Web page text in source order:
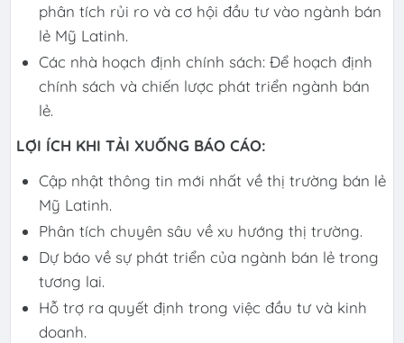
phân tích rủi ro và cơ hội đầu tư vào ngành bán
lẻ Mỹ Latinh.
Các nhà hoạch định chính sách: Để hoạch định
chính sách và chiến lược phát triển ngành bán
lẻ.
LỢI ÍCH KHI TẢI XUỐNG BÁO CÁO:
Cập nhật thông tin mới nhất về thị trường bán lẻ
Mỹ Latinh.
Phân tích chuyên sâu về xu hướng thị trường.
Dự báo về sự phát triển của ngành bán lẻ trong
tương lai.
Hỗ trợ ra quyết định trong việc đầu tư và kinh
doanh.